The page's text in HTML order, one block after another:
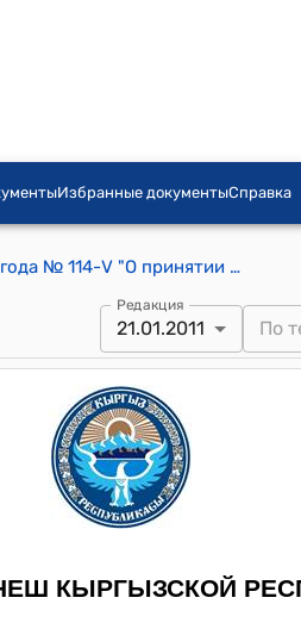
Избранные документыСправка
Постановление Жогорку Кенеша КР от 21 января 2011 года № 114-V "О принятии Закона Кыргызской Республики "О внесении дополнения и изменений в Закон Кыргызской Республики "О Счетной палате Кыргызской Республики""
Редакция
21.01.2011